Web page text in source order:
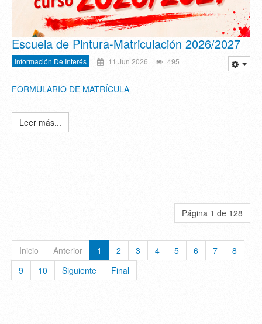
Escuela de Pintura-Matriculación 2026/2027
Información De Interés 11 Jun 2026 495
FORMULARIO DE MATRÍCULA
Leer más...
Página 1 de 128
Inicio Anterior 1 2 3 4 5 6 7
8
9
10 Siguiente Final